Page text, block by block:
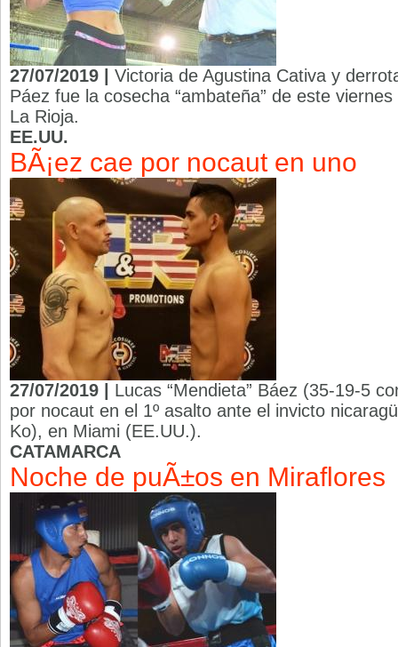
27/07/2019 | Victoria de Agustina Cativa y
Páez fue la cosecha “ambateña” de este
La Rioja.
EE.UU.
BÃ¡ez cae por nocaut en uno
27/07/2019 | Lucas “Mendieta” Báez (35-19-5
por nocaut en el 1º asalto ante el invicto
Ko), en Miami (EE.UU.).
CATAMARCA
Noche de puÃ±os en Miraflores